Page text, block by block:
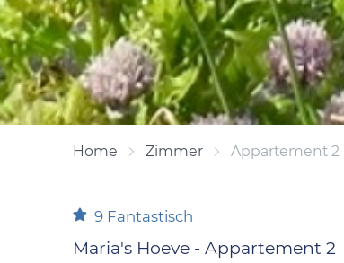
Home Zimmer Appartement 2
9 Fantastisch
Maria's Hoeve - Appartement 2